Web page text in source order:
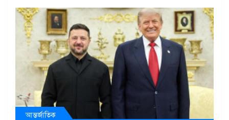
আন্তর্জাতিক